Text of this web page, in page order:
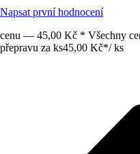
Napsat první hodnocení
cenu — 45,00 Kč * Všechny
přepravu za ks45,00 Kč*/ ks